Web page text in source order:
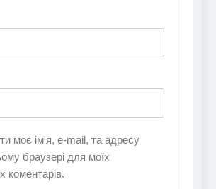
моє ім'я, e-mail, та адресу
браузері для моїх
коментарів.